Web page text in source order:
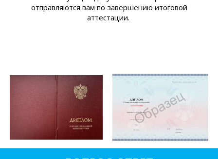
отправляются вам по завершению итоговой
аттестации.